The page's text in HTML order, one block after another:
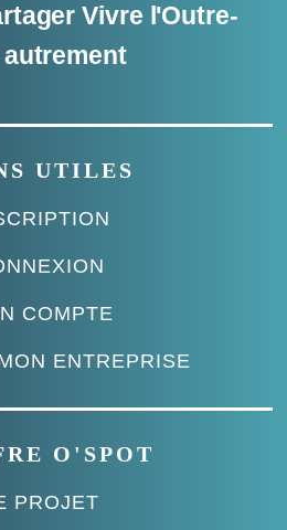
Vivre l'Outre-
autrement
UTILES
COMPTE
ENTREPRISE
O'SPOT
PROJET